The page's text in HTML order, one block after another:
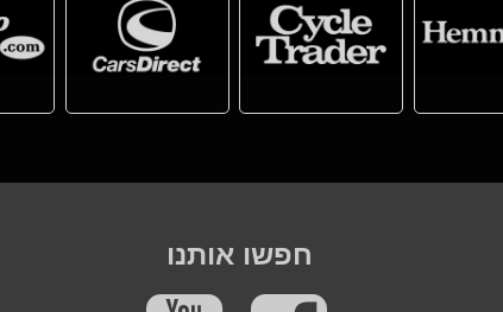
חפשו אותנו